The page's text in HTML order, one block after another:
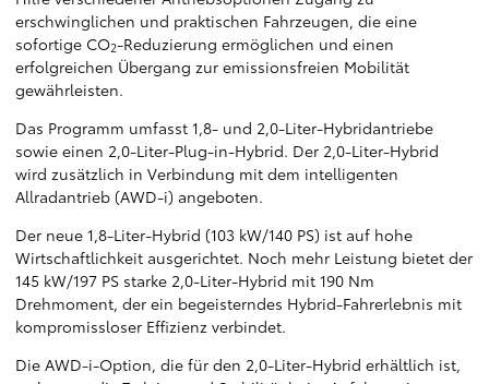
erschwinglichen und praktischen Fahrzeugen, die eine
sofortige CO2-Reduzierung ermöglichen und einen
erfolgreichen Übergang zur emissionsfreien Mobilität
gewährleisten.
Das Programm umfasst 1,8- und 2,0-Liter-Hybridantriebe
sowie einen 2,0-Liter-Plug-in-Hybrid. Der 2,0-Liter-Hybrid
wird zusätzlich in Verbindung mit dem intelligenten
Allradantrieb (AWD-i) angeboten.
Der neue 1,8-Liter-Hybrid (103 kW/140 PS) ist auf hohe
Wirtschaftlichkeit ausgerichtet. Noch mehr Leistung bietet der
145 kW/197 PS starke 2,0-Liter-Hybrid mit 190 Nm
Drehmoment, der ein begeisterndes Hybrid-Fahrerlebnis mit
kompromissloser Effizienz verbindet.
Die AWD-i-Option, die für den 2,0-Liter-Hybrid erhältlich ist,